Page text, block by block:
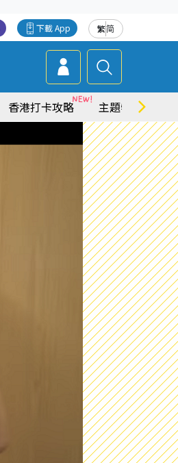
繁简
下載 App
香港打卡攻略 主題特集